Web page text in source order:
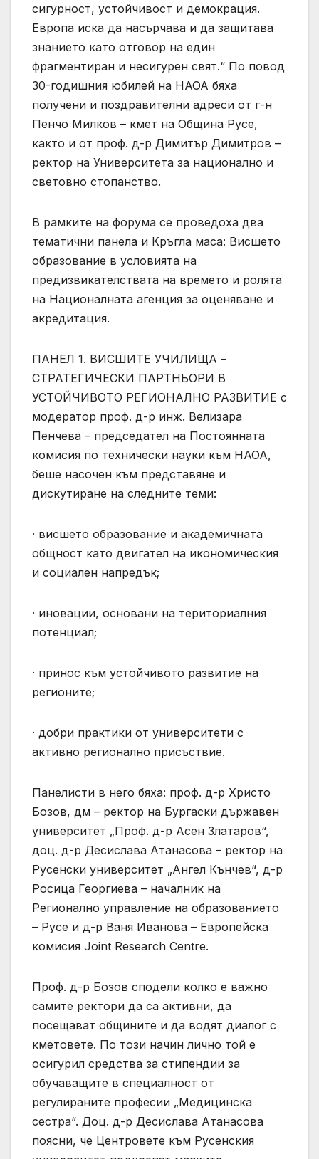
сигурност, устойчивост и демокрация.
Европа иска да насърчава и да защитава
знанието като отговор на един
фрагментиран и несигурен свят.“ По повод
30-годишния юбилей на НАОА бяха
получени и поздравителни адреси от г-н
Пенчо Милков – кмет на Община Русе,
както и от проф. д-р Димитър Димитров –
ректор на Университета за национално и
световно стопанство.
В рамките на форума се проведоха два
тематични панела и Кръгла маса: Висшето
образование в условията на
предизвикателствата на времето и ролята
на Националната агенция за оценяване и
акредитация.
ПАНЕЛ 1. ВИСШИТЕ УЧИЛИЩА –
СТРАТЕГИЧЕСКИ ПАРТНЬОРИ В
УСТОЙЧИВОТО РЕГИОНАЛНО РАЗВИТИЕ с
модератор проф. д-р инж. Велизара
Пенчева – председател на Постоянната
комисия по технически науки към НАОА,
беше насочен към представяне и
дискутиране на следните теми:
· висшето образование и академичната
общност като двигател на икономическия
и социален напредък;
· иновации, основани на териториалния
потенциал;
· принос към устойчивото развитие на
регионите;
· добри практики от университети с
активно регионално присъствие.
Панелисти в него бяха: проф. д-р Христо
Бозов, дм – ректор на Бургаски държавен
университет „Проф. д-р Асен Златаров“,
доц. д-р Десислава Атанасова – ректор на
Русенски университет „Ангел Кънчев“, д-р
Росица Георгиева – началник на
Регионално управление на образованието
– Русе и д-р Ваня Иванова – Европейска
комисия Joint Research Centre.
Проф. д-р Бозов сподели колко е важно
самите ректори да са активни, да
посещават общините и да водят диалог с
кметовете. По този начин лично той е
осигурил средства за стипендии за
обучаващите в специалност от
регулираните професии „Медицинска
сестра“. Доц. д-р Десислава Атанасова
поясни, че Центровете към Русенския